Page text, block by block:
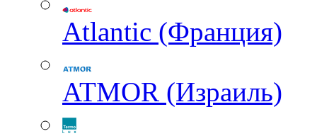
Atlantic (Франция)
ATMOR (Израиль)